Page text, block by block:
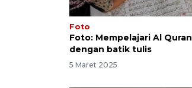
Foto
Foto: Mempelajari Al Quran
dengan batik tulis
5 Maret 2025